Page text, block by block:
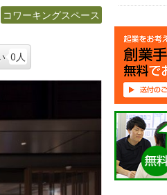
コワーキングスペース
0人